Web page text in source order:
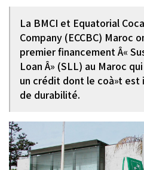
La BMCI et Equatorial
Company (ECCBC) Maroc
premier financement Â«
Loan Â» (SLL) au Maroc
un crédit dont le coà»t est
de durabilité.